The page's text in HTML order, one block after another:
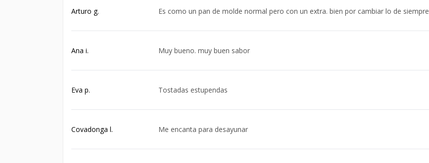
Arturo g. Es como un pan de molde normal pero con un extra. bien por cambiar lo de siempre
Ana i. Muy bueno. muy buen sabor
Eva p. Tostadas estupendas
Covadonga l. Me encanta para desayunar